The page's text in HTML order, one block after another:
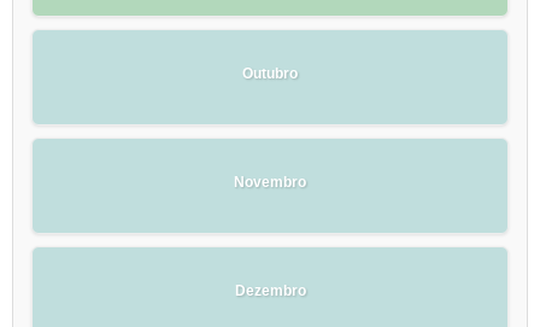
Outubro
Novembro
Dezembro